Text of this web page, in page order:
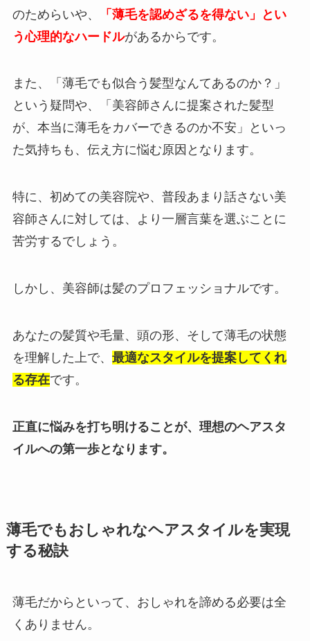
のためらいや、
「薄毛を認めざるを得ない」とい
う心理的なハードルがあるからです。
また、「薄毛でも似合う髪型なんてあるのか？」
という疑問や、「美容師さんに提案された髪型
が、本当に薄毛をカバーできるのか不安」といっ
た気持ちも、伝え方に悩む原因となります。
特に、初めての美容院や、普段あまり話さない美
容師さんに対しては、より一層言葉を選ぶことに
苦労するでしょう。
しかし、美容師は髪のプロフェッショナルです。
あなたの髪質や毛量、頭の形、そして薄毛の状態
を理解した上で、 最適なスタイルを提案してくれ
る存在です。
正直に悩みを打ち明けることが、理想のヘアスタ
イルへの第一歩となります。
薄毛でもおしゃれなヘアスタイルを実現
する秘訣
薄毛だからといって、おしゃれを諦める必要は全
くありません。